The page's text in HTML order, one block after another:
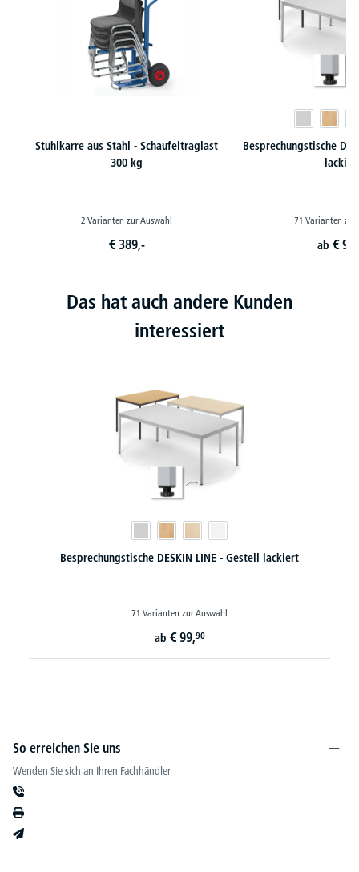
Stuhlkarre aus Stahl - Schaufeltraglast
300 kg
2 Varianten zur Auswahl
€ 389,-
Besprechungstische
71 Varianten zur
ab € 99,
Das hat auch andere Kunden
interessiert
LINE - Gestell lackiert Besprechungstische BASE-
So erreichen Sie uns
Wenden Sie sich an Ihren Fachhändler